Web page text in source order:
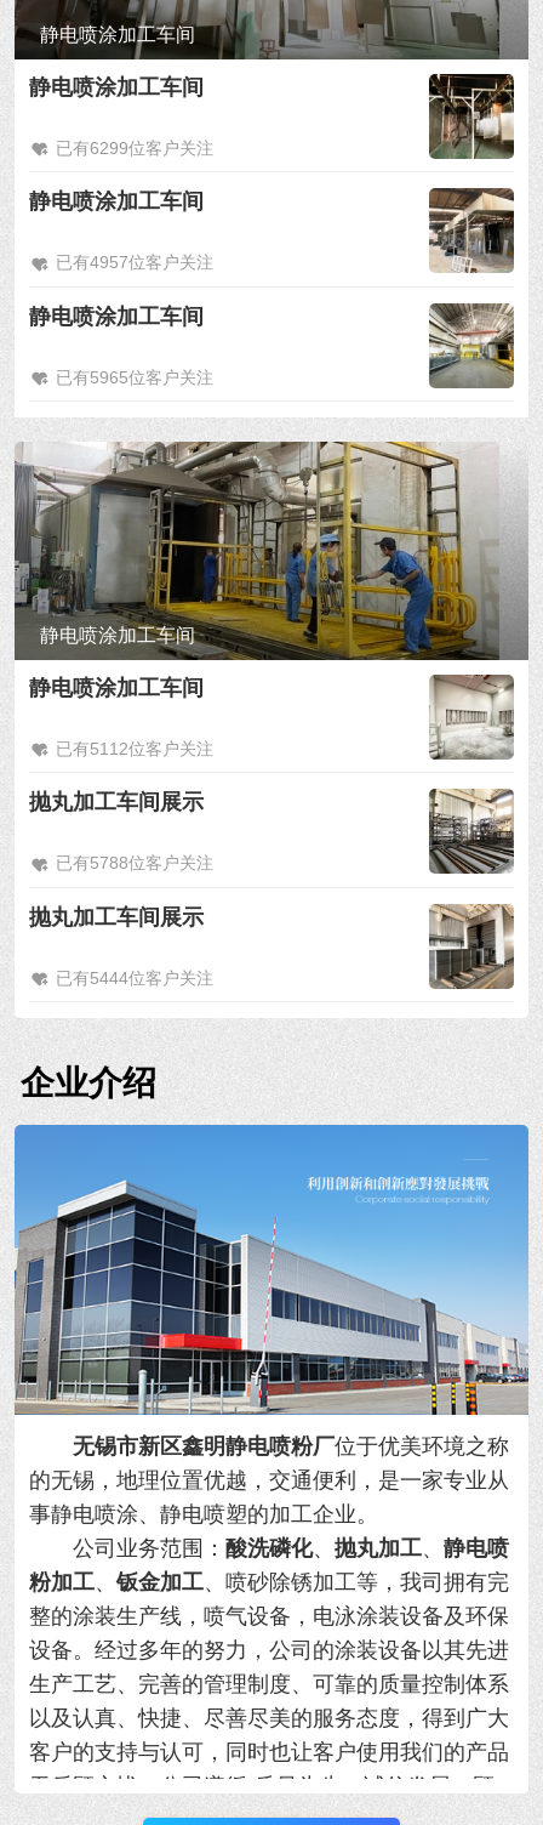
静电喷涂加工车间
静电喷涂加工车间
已有6299位客户关注
静电喷涂加工车间
已有4957位客户关注
静电喷涂加工车间
已有5965位客户关注
静电喷涂加工车间
静电喷涂加工车间
已有5112位客户关注
抛丸加工车间展示
已有5788位客户关注
抛丸加工车间展示
已有5444位客户关注
企业介绍
无锡市新区鑫明静电喷粉厂位于优美环境之称
的无锡，地理位置优越，交通便利，是一家专业从
事静电喷涂、静电喷塑的加工企业。
公司业务范围： 酸洗磷化、 抛丸加工、 静电喷
粉加工、钣金加工、喷砂除锈加工等，我司拥有完
整的涂装生产线，喷气设备，电泳涂装设备及环保
设备。经过多年的努力，公司的涂装设备以其先进
生产工艺、完善的管理制度、可靠的质量控制体系
以及认真、快捷、尽善尽美的服务态度，得到广大
客户的支持与认可，同时也让客户使用我们的产品
无后顾之忧。公司遵循“质量为先，诚信发展，顾
客满意。”的方针，以更好的产品和满意的服务奉